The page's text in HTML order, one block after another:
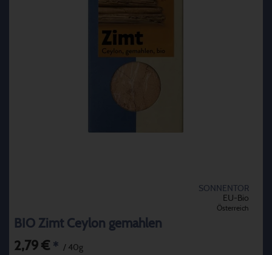
SONNENTOR
EU-Bio
Österreich
BIO Zimt Ceylon gemahlen
2,79 € * / 40g